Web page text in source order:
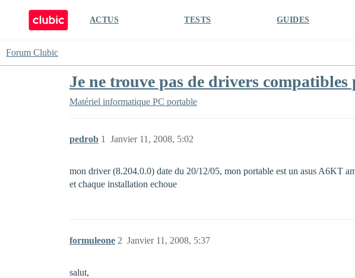
ACTUS TESTS GUIDES
Forum Clubic
Je ne trouve pas de drivers
Matériel informatique PC portable
pedrob Janvier 11, 2008, 5:02
1
mon driver (8.204.0.0) date du 20/12/05, mon portable est un asus A6KT
et chaque installation echoue
formuleone Janvier 11, 2008, 5:37
2
salut,